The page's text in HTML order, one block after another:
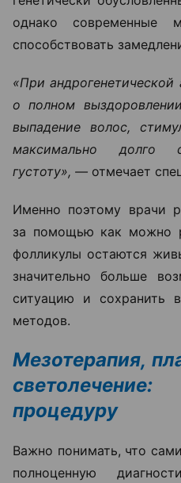
однако современные
способствовать
«При
о полном
выпадение волос,
максимально долго
густоту», — отмечает
Именно поэтому врачи
за помощью как можно
фолликулы остаются
значительно больше
ситуацию и сохранить
методов.
Мезотерапия,
процедуру
Важно понимать, что
полноценную